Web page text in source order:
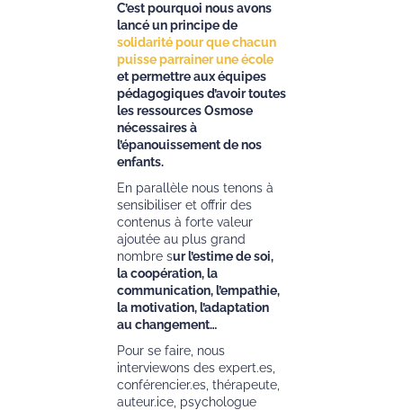
C’est pourquoi nous avons
lancé un principe de
solidarité pour que chacun
puisse parrainer une école
et permettre aux équipes
pédagogiques d’avoir toutes
les ressources Osmose
nécessaires à
l’épanouissement de nos
enfants.
En parallèle nous tenons à
sensibiliser et offrir des
contenus à forte valeur
ajoutée au plus grand
nombre sur l’estime de soi,
la coopération, la
communication, l’empathie,
la motivation, l’adaptation
au changement…
Pour se faire, nous
interviewons des expert.es,
conférencier.es, thérapeute,
auteur.ice, psychologue